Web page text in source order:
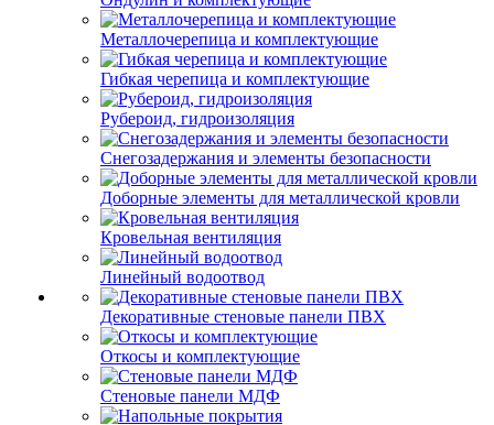
Металлочерепица и комплектующие
Гибкая черепица и комплектующие
Рубероид, гидроизоляция
Снегозадержания и элементы безопасности
Доборные элементы для металлической кровли
Кровельная вентиляция
Линейный водоотвод
Декоративные стеновые панели ПВХ
Откосы и комплектующие
Стеновые панели МДФ